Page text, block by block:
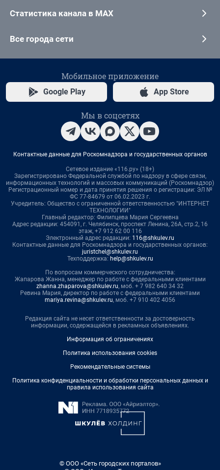
Статистика канала в MAX
Все города сети
Мобильное приложение
Google Play App Store
Мы в соцсетях
Контактные данные для Роскомнадзора и государственных органов
Сетевое издание «116.ру» (18+)
Зарегистрировано Федеральной службой по надзору в сфере связи,
информационных технологий и массовых коммуникаций (Роскомнадзор)
Регистрационный номер и дата принятия решения о регистрации: ЭЛ №
ФС 77-84679 от 06.02.2023 г.
Учредитель: Общество с ограниченной ответственностью "ИНТЕРНЕТ
ТЕХНОЛОГИИ"
Главный редактор: Филипцева Мария Сергеевна
Адрес редакции: 454091, г. Челябинск, проспект Ленина, 26А, стр.2, 16
этаж, +7 912 62 00 116
Электронный адрес редакции: 116@shkulev.ru
Контактные данные для Роскомнадзора и государственных органов:
juristchel@shkulev.ru
Техподдержка: help@shkulev.ru
По вопросам коммерческого сотрудничества:
Жапарова Жанна, менеджер по работе с федеральными клиентами
zhanna.zhaparova@shkulev.ru, моб. + 7 982 640 34 32
Ревина Мария, директор по работе с федеральными клиентами
mariya.revina@shkulev.ru, моб. +7 910 402 4056
Редакция сайта не несет ответственности за достоверность
информации, содержащейся в рекламных объявлениях.
Информация об ограничениях
Политика использования cookies
Рекомендательные системы
Политика конфиденциальности и обработки персональных данных и
правила использования сайта
© ООО «Сеть городских порталов»